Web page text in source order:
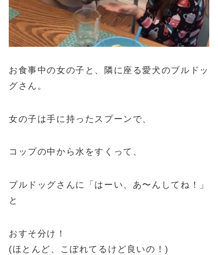
お食事中の女の子と、隣に座る愛犬のブルドッ
グさん。
女の子は手に持ったスプーンで、
コップの中から水をすくって、
ブルドッグさんに「はーい、あ〜んしてね！」
と
おすそ分け！
(ほとんど、こぼれてるけど良いの！)